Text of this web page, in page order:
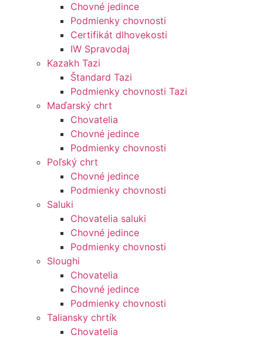
Chovné jedince
Podmienky chovnosti
Certifikát dlhovekosti
IW Spravodaj
Kazakh Tazi
Štandard Tazi
Podmienky chovnosti Tazi
Maďarský chrt
Chovatelia
Chovné jedince
Podmienky chovnosti
Poľský chrt
Chovné jedince
Podmienky chovnosti
Saluki
Chovatelia saluki
Chovné jedince
Podmienky chovnosti
Sloughi
Chovatelia
Chovné jedince
Podmienky chovnosti
Taliansky chrtík
Chovatelia